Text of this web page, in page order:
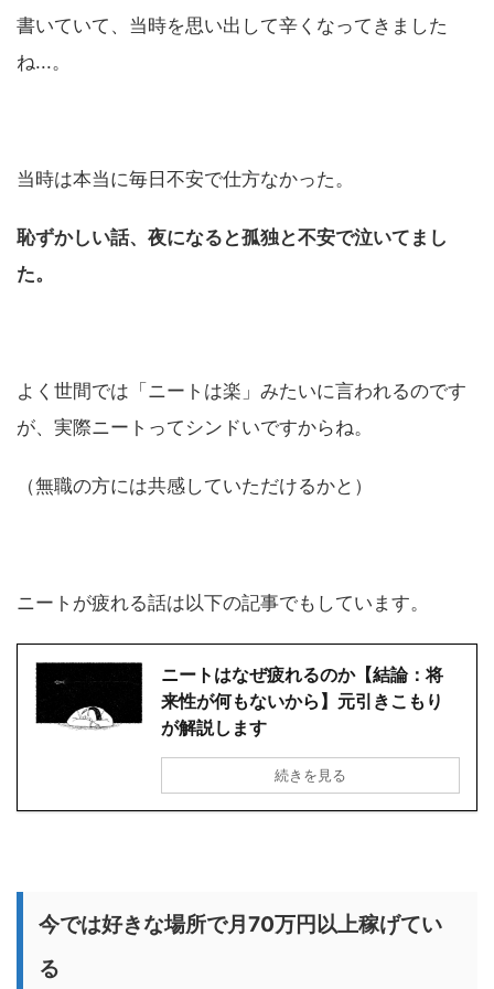
書いていて、当時を思い出して辛くなってきました
ね...。
当時は本当に毎日不安で仕方なかった。
恥ずかしい話、夜になると孤独と不安で泣いてまし
た。
よく世間では「ニートは楽」みたいに言われるのです
が、実際ニートってシンドいですからね。
（無職の方には共感していただけるかと）
ニートが疲れる話は以下の記事でもしています。
ニートはなぜ疲れるのか【結論：将
来性が何もないから】元引きこもり
が解説します
続きを見る
今では好きな場所で月70万円以上稼げてい
る